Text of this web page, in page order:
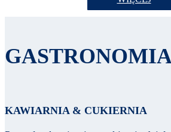
KAWIARNIA & CUKIERNIA